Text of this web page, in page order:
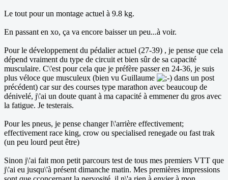
Le tout pour un montage actuel à 9.8 kg.
En passant en xo, ça va encore baisser un peu...à voir.
Pour le développement du pédalier actuel (27-39) , je pense que cela
dépend vraiment du type de circuit et bien sûr de sa capacité
musculaire. C\'est pour cela que je préfère passer en 24-36, je suis
plus véloce que musculeux (bien vu Guillaume
dans un post
précédent) car sur des courses type marathon avec beaucoup de
dénivelé, j\'ai un doute quant à ma capacité à emmener du gros avec
la fatigue. Je testerais.
Pour les pneus, je pense changer l\'arrière effectivement;
effectivement race king, crow ou specialised renegade ou fast trak
(un peu lourd peut être)
Sinon j\'ai fait mon petit parcours test de tous mes premiers VTT que
j\'ai eu jusqu\'à présent dimanche matin. Mes premières impressions